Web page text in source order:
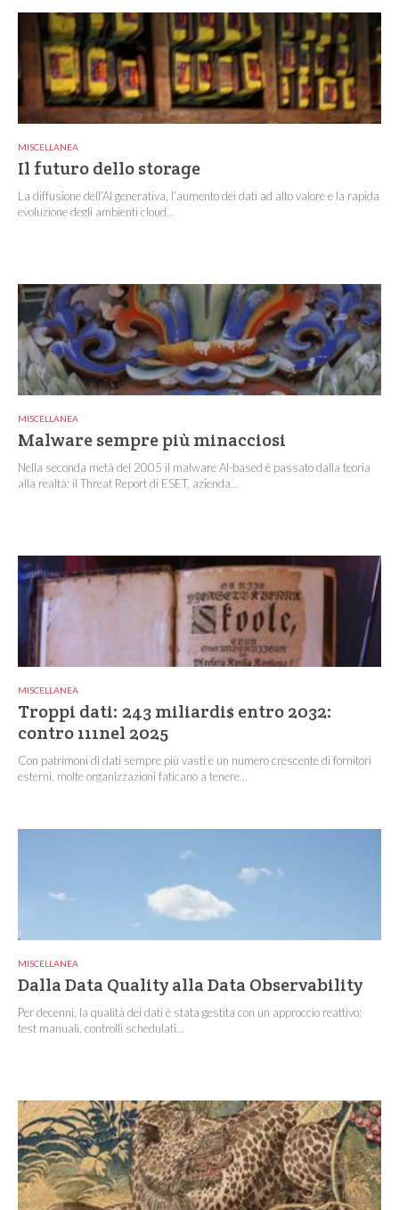
MISCELLANEA
Il futuro dello storage
La diffusione dell’AI generativa, l’aumento dei dati ad alto valore e la rapida
evoluzione degli ambienti cloud...
MISCELLANEA
Malware sempre più minacciosi
Nella seconda metà del 2005 il malware AI-based è passato dalla teoria
alla realtà: il Threat Report di ESET, azienda...
MISCELLANEA
Troppi dati: 243 miliardi$ entro 2032:
contro 111nel 2025
Con patrimoni di dati sempre più vasti e un numero crescente di fornitori
esterni, molte organizzazioni faticano a tenere...
MISCELLANEA
Dalla Data Quality alla Data Observability
Per decenni, la qualità dei dati è stata gestita con un approccio reattivo:
test manuali, controlli schedulati...